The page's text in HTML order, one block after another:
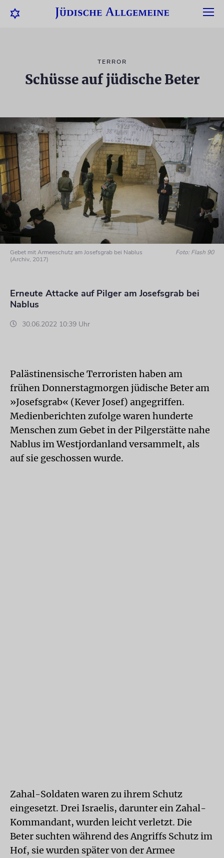
TERROR
Schüsse auf jüdische Beter
Gebet mit Armeeschutz am Josefsgrab bei Nablus
(Archiv, 2017)
Foto: Flash 90
Erneute Attacke auf Pilger am Josefsgrab bei
Nablus
30.06.2022 10:39 Uhr
Palästinensische Terroristen haben am
frühen Donnerstagmorgen jüdische Beter am
»Josefsgrab« (Kever Josef) angegriffen.
Medienberichten zufolge waren hunderte
Menschen zum Gebet in der Pilgerstätte nahe
Nablus im Westjordanland versammelt, als
auf sie geschossen wurde.
Zahal-Soldaten waren zu ihrem Schutz
eingesetzt. Drei Israelis, darunter ein Zahal-
Kommandant, wurden leicht verletzt. Die
Beter suchten während des Angriffs Schutz im
Hof, sie wurden später von der Armee